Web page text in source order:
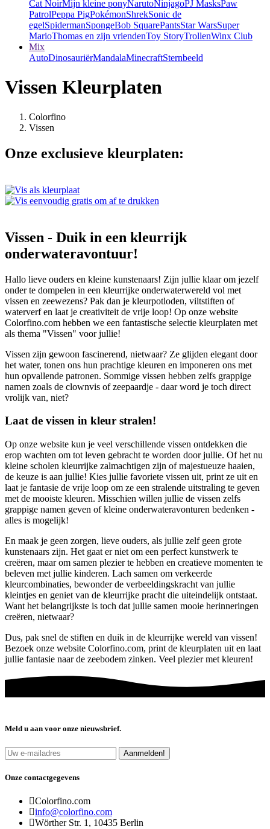
Cat NoirMijn kleine ponyNarutoNinjagoPJ MasksPaw
PatrolPeppa PigPokémonShrekSonic de
egelSpidermanSpongeBob SquarePantsStar WarsSuper
MarioThomas en zijn vriendenToy StoryTrollenWinx Club
Mix
AutoDinosauriërMandalaMinecraftSternbeeld
Vissen Kleurplaten
Colorfino
Vissen
Onze exclusieve kleurplaten:
Vissen - Duik in een kleurrijk
onderwateravontuur!
Hallo lieve ouders en kleine kunstenaars! Zijn jullie klaar om jezelf
onder te dompelen in een kleurrijke onderwaterwereld vol met
vissen en zeewezens? Pak dan je kleurpotloden, viltstiften of
waterverf en laat je creativiteit de vrije loop! Op onze website
Colorfino.com hebben we een fantastische selectie kleurplaten met
als thema "Vissen" voor jullie!
Vissen zijn gewoon fascinerend, nietwaar? Ze glijden elegant door
het water, tonen ons hun prachtige kleuren en imponeren ons met
hun opvallende patronen. Sommige vissen hebben zelfs grappige
namen zoals de clownvis of zeepaardje - daar word je toch direct
vrolijk van, niet?
Laat de vissen in kleur stralen!
Op onze website kun je veel verschillende vissen ontdekken die
erop wachten om tot leven gebracht te worden door jullie. Of het nu
kleine scholen kleurrijke zalmachtigen zijn of majestueuze haaien,
de keuze is aan jullie! Kies jullie favoriete vissen uit, print ze uit en
laat je fantasie de vrije loop om ze een stralende uitstraling te geven
met de mooiste kleuren. Misschien willen jullie de vissen zelfs
grappige namen geven of kleine onderwateravonturen bedenken -
alles is mogelijk!
En maak je geen zorgen, lieve ouders, als jullie zelf geen grote
kunstenaars zijn. Het gaat er niet om een perfect kunstwerk te
creëren, maar om samen plezier te hebben en creatieve momenten te
beleven met jullie kinderen. Lach samen om verkeerde
kleurcombinaties, bewonder de verbeeldingskracht van jullie
kleintjes en geniet van de kleurrijke pracht die uiteindelijk ontstaat.
Want het belangrijkste is toch dat jullie samen mooie herinneringen
creëren, nietwaar?
Dus, pak snel de stiften en duik in de kleurrijke wereld van vissen!
Bezoek onze website Colorfino.com, print de kleurplaten uit en laat
jullie fantasie naar de zeebodem zinken. Veel plezier met kleuren!
Meld u aan voor onze nieuwsbrief.
Aanmelden!
Onze contactgegevens
Colorfino.com
info@colorfino.com
Wörther Str. 1, 10435 Berlin